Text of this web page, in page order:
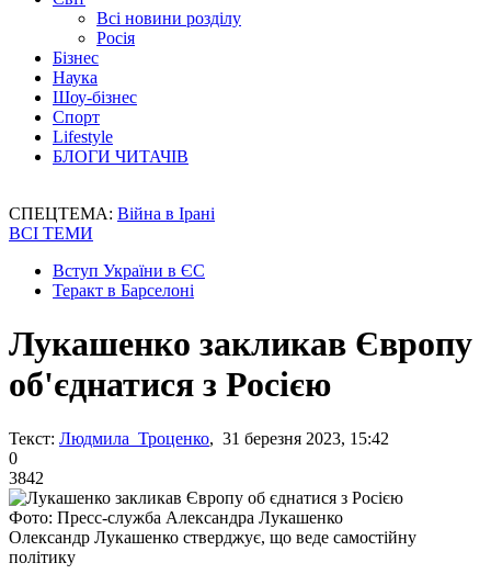
Всі новини розділу
Росія
Бізнес
Наука
Шоу-бізнес
Спорт
Lifestyle
БЛОГИ ЧИТАЧІВ
СПЕЦТЕМА: Війна в Ірані
ВСІ ТЕМИ
Вступ України в ЄС
Теракт в Барселоні
Лукашенко закликав Європу
об'єднатися з Росією
Текст: Людмила Троценко, 31 березня 2023, 15:42
0
3842
Фото: Пресс-служба Александра Лукашенко
Олександр Лукашенко стверджує, що веде самостійну
політику